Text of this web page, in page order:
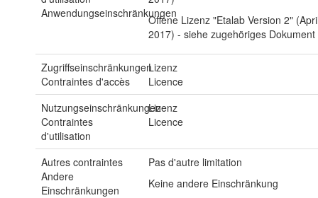
AnwendungseinschränkungenOffene Lizenz "Etalab Version 2"
2017) - siehe zugehöriges Dokument
Zugriffseinschränkungen
Contraintes d'accès
Lizenz
Licence
Nutzungseinschränkungen
Contraintes
d'utilisation
Lizenz
Licence
Autres contraintes
Andere
Einschränkungen
Pas d'autre limitation
Keine andere Einschränkung